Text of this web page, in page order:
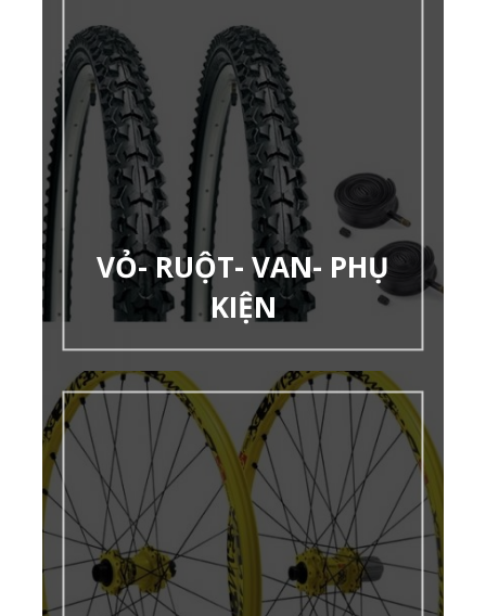
VỎ- RUỘT- VAN- PHỤ
KIỆN